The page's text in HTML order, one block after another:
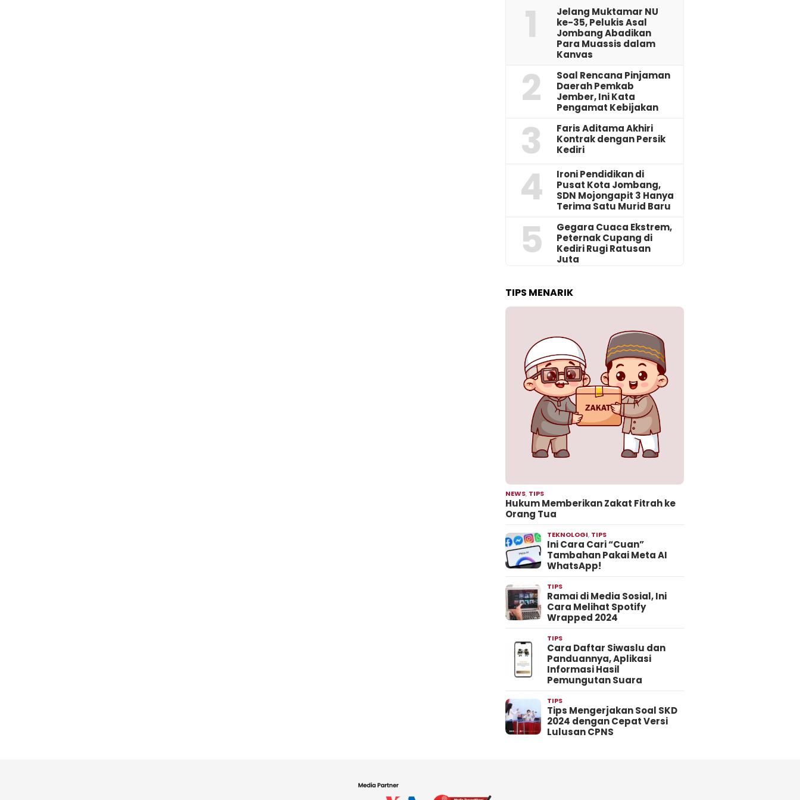
1
Jelang Muktamar NU
ke-35, Pelukis Asal
Jombang Abadikan
Para Muassis dalam
Kanvas
2
‎Soal Rencana Pinjaman
Daerah Pemkab
Jember, Ini Kata
Pengamat Kebijakan ‎
3
Faris Aditama Akhiri
Kontrak dengan Persik
Kediri
4
Ironi Pendidikan di
Pusat Kota Jombang,
SDN Mojongapit 3 Hanya
Terima Satu Murid Baru
5
‎Gegara Cuaca Ekstrem,
Peternak Cupang di
Kediri Rugi Ratusan
Juta
TIPS MENARIK
NEWS, TIPS
Hukum Memberikan Zakat Fitrah ke
Orang Tua
TEKNOLOGI, TIPS
Ini Cara Cari “Cuan”
Tambahan Pakai Meta AI
WhatsApp!
TIPS
Ramai di Media Sosial, Ini
Cara Melihat Spotify
Wrapped 2024
TIPS
Cara Daftar Siwaslu dan
Panduannya, Aplikasi
Informasi Hasil
Pemungutan Suara
TIPS
Tips Mengerjakan Soal SKD
2024 dengan Cepat Versi
Lulusan CPNS